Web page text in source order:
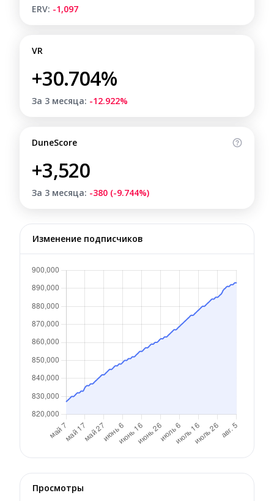
ERV: -1,097
VR
+30.704%
За 3 месяца: -12.922%
DuneScore
+3,520
За 3 месяца: -380 (-9.744%)
Изменение подписчиков
Просмотры